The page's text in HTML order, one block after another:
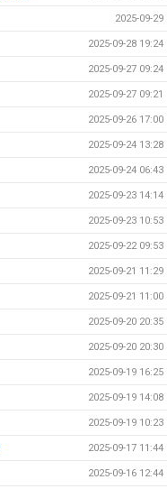
2025-09-29
2025-09-28 19:24
2025-09-27 09:24
2025-09-27 09:21
2025-09-26 17:00
2025-09-24 13:28
2025-09-24 06:43
2025-09-23 14:14
2025-09-23 10:53
2025-09-22 09:53
2025-09-21 11:29
2025-09-21 11:00
2025-09-20 20:35
2025-09-20 20:30
2025-09-19 16:25
2025-09-19 14:08
2025-09-19 10:23
2025-09-17 11:44
2025-09-16 12:44